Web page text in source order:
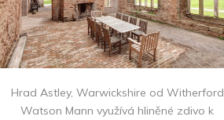
Hrad Astley, Warwickshire od Witherford
Watson Mann využívá hliněné zdivo k